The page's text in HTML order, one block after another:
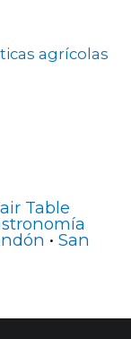
agrícolas
Table
• San